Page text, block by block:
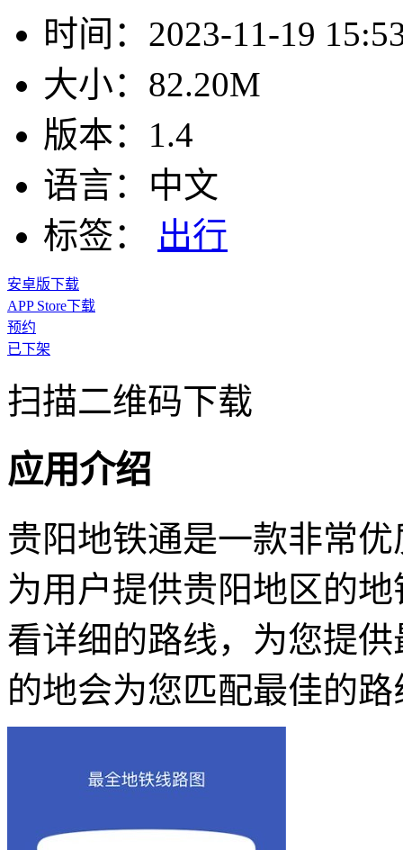
时间： 2023-11-19
大小： 82.20M
版本： 1.4
语言： 中文
标签：
出行
安卓版下载
APP Store下载
预约
已下架
扫描二维码下载
应用介绍
贵阳地铁通是一款非常
为用户提供贵阳地区的
看详细的路线，为您提
的地会为您匹配最佳的